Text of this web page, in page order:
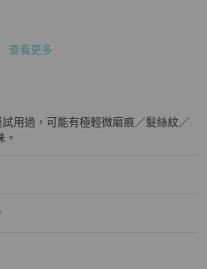
可拆可調)
查看更多
與細節
用過，可能有極輕微磨痕／髮絲紋／
。
介紹